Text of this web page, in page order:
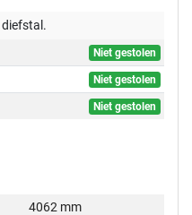
diefstal.
Niet gestolen
Niet gestolen
Niet gestolen
4062 mm